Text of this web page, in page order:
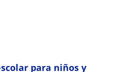
para niños y